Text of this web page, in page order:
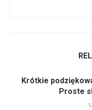
Krótkie
Proste